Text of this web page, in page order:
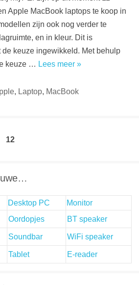
Apple MacBook laptops te koop in
zijn ook nog verder te
en in kleur. Dit is
de keuze ingewikkeld. Met behulp
keuze … Lees meer »
, Laptop, MacBook
Pagina
12
Desktop PC
Monitor
Oordopjes BT speaker
Soundbar WiFi speaker
Tablet E-reader